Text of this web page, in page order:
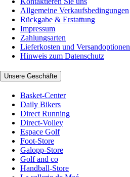
Allgemeine Verkaufsbedingungen
Rückgabe & Erstattung
Impressum
Zahlungsarten
Lieferkosten und Versandoptionen
Hinweis zum Datenschutz
Unsere Geschäfte
Basket-Center
Daily Bikers
Direct Running
Direct-Volley
Espace Golf
Foot-Store
Galopp-Store
Golf and co
Handball-Store